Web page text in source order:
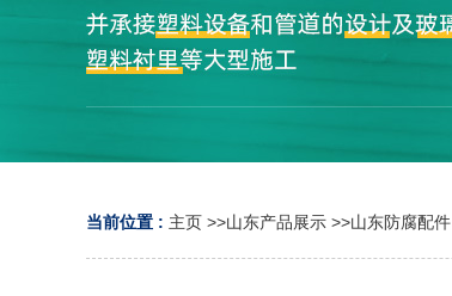
当前位置 : 主页 >>山东产品展示 >>山东防腐配件